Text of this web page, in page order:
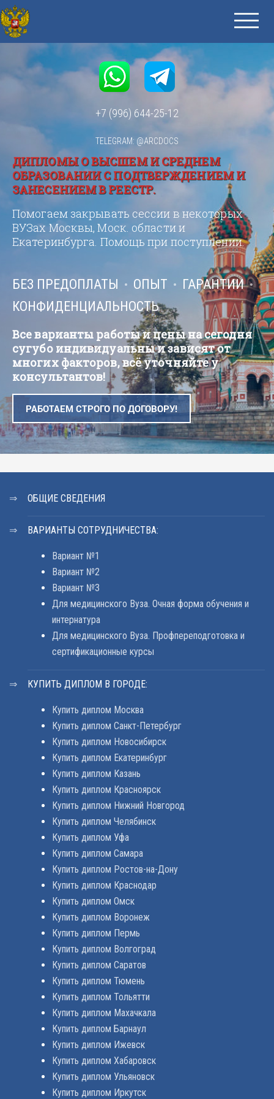
+7 (996) 644-25-12
TELEGRAM: @ARCDOCS
ДИПЛОМЫ О ВЫСШЕМ И СРЕДНЕМ
ОБРАЗОВАНИИ С ПОДТВЕРЖДЕНИЕМ И
ЗАНЕСЕНИЕМ В РЕЕСТР.
Помогаем закрывать сессии в некоторых
ВУЗах Москвы, Моск. области и
Екатеринбурга. Помощь при поступлении.
БЕЗ ПРЕДОПЛАТЫ ОПЫТ
ГАРАНТИИ
КОНФИДЕНЦИАЛЬНОСТЬ
Все варианты работы и цены на сегодня
сугубо индивидуальны и зависят от
многих факторов, всё уточняйте у
консультантов!
РАБОТАЕМ СТРОГО ПО ДОГОВОРУ!
ОБЩИЕ СВЕДЕНИЯ
ВАРИАНТЫ СОТРУДНИЧЕСТВА:
Вариант №1
Вариант №2
Вариант №3
Для медицинского Вуза. Очная форма обучения и
интернатура
Для медицинского Вуза. Профпереподготовка и
сертификационные курсы
КУПИТЬ ДИПЛОМ В ГОРОДЕ:
Купить диплом Москва
Купить диплом Санкт-Петербург
Купить диплом Новосибирск
Купить диплом Екатеринбург
Купить диплом Казань
Купить диплом Красноярск
Купить диплом Нижний Новгород
Купить диплом Челябинск
Купить диплом Уфа
Купить диплом Самара
Купить диплом Ростов-на-Дону
Купить диплом Краснодар
Купить диплом Омск
Купить диплом Воронеж
Купить диплом Пермь
Купить диплом Волгоград
Купить диплом Саратов
Купить диплом Тюмень
Купить диплом Тольятти
Купить диплом Махачкала
Купить диплом Барнаул
Купить диплом Ижевск
Купить диплом Хабаровск
Купить диплом Ульяновск
Купить диплом Иркутск